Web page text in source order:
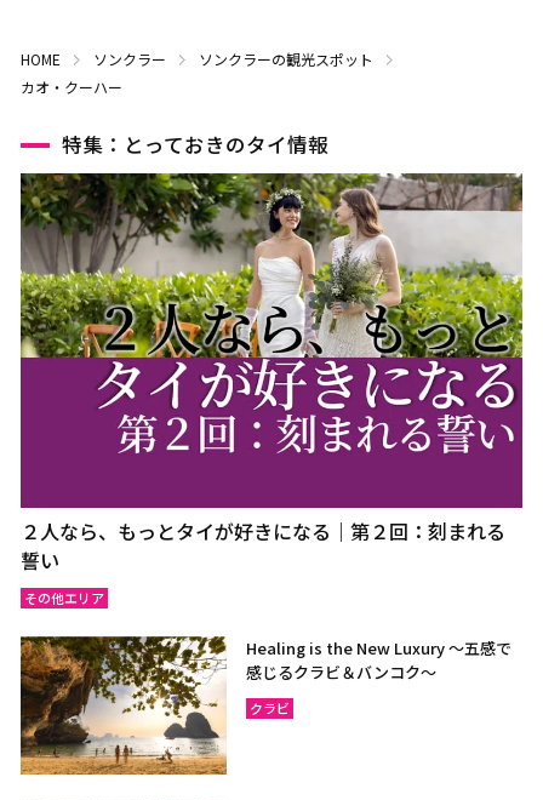
HOME ソンクラー
ソンクラーの観光スポット
カオ・クーハー
特集：とっておきのタイ情報
２人なら、もっとタイが好きになる｜第２回：刻まれる
誓い
その他エリア
Healing is the New Luxury ～五感で
感じるクラビ＆バンコク～
クラビ